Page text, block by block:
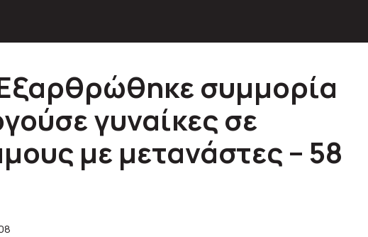
συμμορία
γυναίκες σε
με μετανάστες – 58